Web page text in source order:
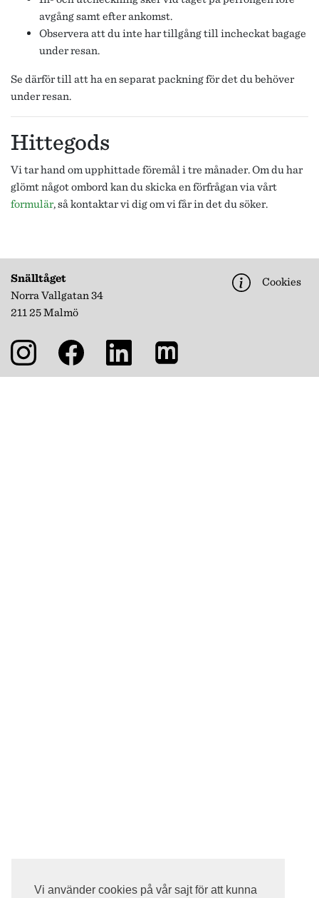
Vi använder cookies på vår sajt för att kunna
avgång samt efter ankomst.
Observera att du inte har tillgång till incheckat bagage
under resan.
Se därför till att ha en separat packning för det du behöver
under resan.
Hittegods
Vi tar hand om upphittade föremål i tre månader. Om du har
glömt något ombord kan du skicka en förfrågan via vårt
formulär, så kontaktar vi dig om vi får in det du söker.
Snälltåget
Norra Vallgatan 34
211 25 Malmö
Cookies